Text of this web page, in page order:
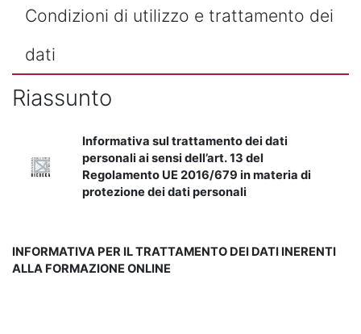
Condizioni di utilizzo e trattamento dei
dati
Riassunto
Informativa sul trattamento dei dati
personali ai sensi dell’art. 13 del
Regolamento UE 2016/679 in materia di
protezione dei dati personali
INFORMATIVA PER IL TRATTAMENTO DEI DATI INERENTI
ALLA FORMAZIONE ONLINE